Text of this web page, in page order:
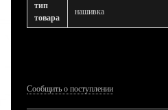
тип
товара
нашивка
Сообщить о поступлении